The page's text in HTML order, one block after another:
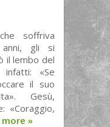
soffriva
anni, gli si
il lembo del
infatti: «Se
il suo
Gesù,
«Coraggio,
more »